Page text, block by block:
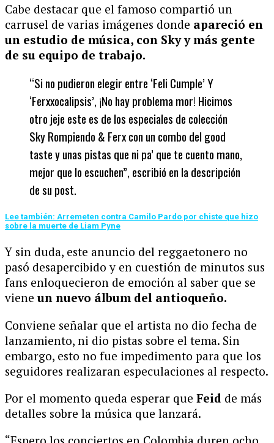
Cabe destacar que el famoso compartió un
carrusel de varias imágenes donde apareció en
un estudio de música, con Sky y más gente
de su equipo de trabajo.
“Si no pudieron elegir entre ‘Feli Cumple’ Y
‘Ferxxocalipsis’, ¡No hay problema mor! Hicimos
otro jeje este es de los especiales de colección
Sky Rompiendo & Ferx con un combo del good
taste y unas pistas que ni pa’ que te cuento mano,
mejor que lo escuchen”, escribió en la descripción
de su post.
Lee también: Arremeten contra Camilo Pardo por chiste que hizo
sobre la muerte de Liam Pyne
Y sin duda, este anuncio del reggaetonero no
pasó desapercibido y en cuestión de minutos sus
fans enloquecieron de emoción al saber que se
viene un nuevo álbum del antioqueño.
Conviene señalar que el artista no dio fecha de
lanzamiento, ni dio pistas sobre el tema. Sin
embargo, esto no fue impedimento para que los
seguidores realizaran especulaciones al respecto.
Por el momento queda esperar que Feid de más
detalles sobre la música que lanzará.